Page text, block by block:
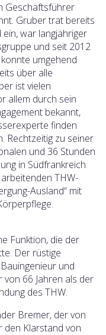
Geschäftsführer
Gruber trat bereits
ein, war langjähriger
und seit 2012
umgehend
über alle
ist vielen
allem durch sein
bekannt,
finden
Rechtzeitig zu seiner
und 36 Stunden
in Südfrankreich
THW-
Ausland“ mit
Funktion, die der
Der rüstige
und
von 66 Jahren als der
des THW.
Bremer, der von
den Klarstand von